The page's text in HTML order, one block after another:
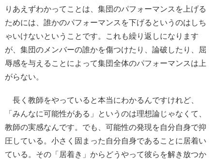
りあえずわかってことは、集団のパフォーマンスを上げる
ためには、誰かのパフォーマンスを下げるというのはしち
ゃいけないということです。これも繰り返しになります
が、集団のメンバーの誰かを傷つけたり、論破したり、屈
辱感を与えることによって集団全体のパフォーマンスは上
がらない。
長く教師をやっていると本当にわかるんですけれど、
「みんなに可能性がある」というのは理想論じゃなくて、
教師の実感なんです。でも、可能性の発現を自分自身で抑
圧している。小さく固まった自分自身であることに居着い
ている。その「居着き」からどうやって彼らを解き放つか